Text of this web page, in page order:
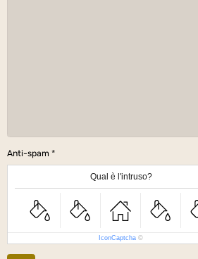
Anti-spam
Qual è l'intruso?
IconCaptcha ©